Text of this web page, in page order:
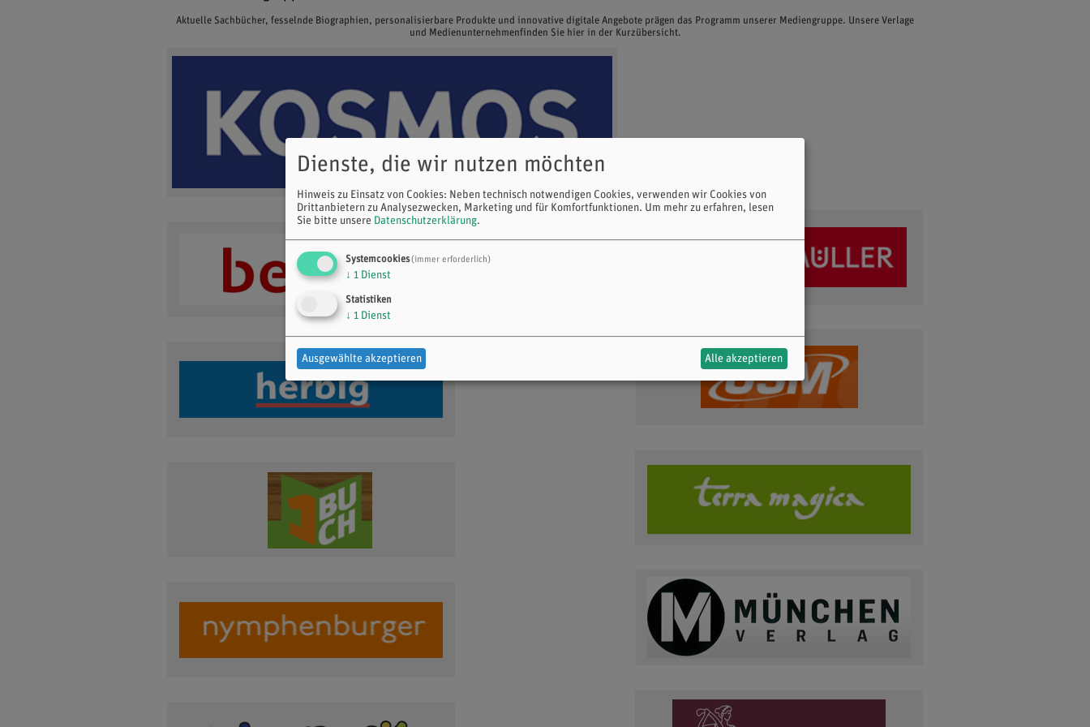
Aktuelle Sachbücher, fesselnde Biographien, personalisierbare Produkte und innovative digitale Angebote prägen das Programm unserer Mediengruppe. Unsere Verlage
und Medienunternehmenfinden Sie hier in der Kurzübersicht.
Dienste, die wir nutzen möchten
Hinweis zu Einsatz von Cookies: Neben technisch notwendigen Cookies, verwenden wir Cookies von
Drittanbietern zu Analysezwecken, Marketing und für Komfortfunktionen. Um mehr zu erfahren, lesen
Sie bitte unsere Datenschutzerklärung.
Systemcookies(immer erforderlich)
↓ 1 Dienst
Statistiken
↓ 1 Dienst
Ausgewählte akzeptieren Alle akzeptieren